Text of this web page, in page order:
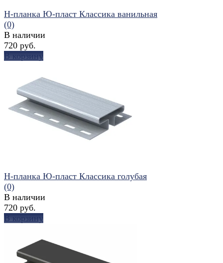
избранное сравнить
H-планка Ю-пласт Классика ванильная
(0)
В наличии
720 руб.
В корзину
H-планка Ю-пласт Классика голубая
(0)
В наличии
720 руб.
В корзину